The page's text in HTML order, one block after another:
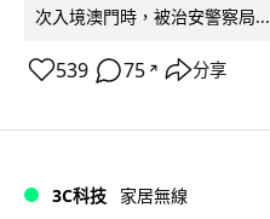
次入境澳門時，被治安警察局...
539 75 ↗ 分享
3C科技 家居無線